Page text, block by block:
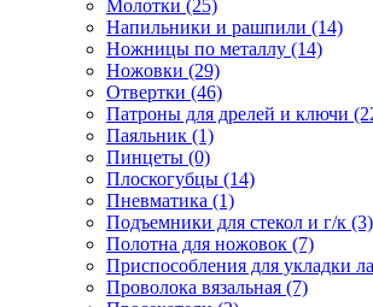
Молотки (25)
Напильники и рашпили (14)
Ножницы по металлу (14)
Ножовки (29)
Отвертки (46)
Патроны для дрелей и ключи
Паяльник (1)
Пинцеты (0)
Плоскогубцы (14)
Пневматика (1)
Подъемники для стекол и г/к (3)
Полотна для ножовок (7)
Приспособления для укладки
Проволока вязальная (7)